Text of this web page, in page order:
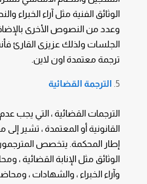
الوثائق الفنية مثل آراء الخبراء
وعدد من النصوص الأخرى
الجلسات ولذلك عزيزى القارئ
ترجمة معتمدة اون لاين.
الترجمة القضائية
الترجمات القضائية ، التي يجب
القانونية أو المعتمدة ، تشير
إطار المحكمة. يتخصص
الوثائق مثل الإنابة القضائية ،
وآراء الخبراء ، والشهادات ،